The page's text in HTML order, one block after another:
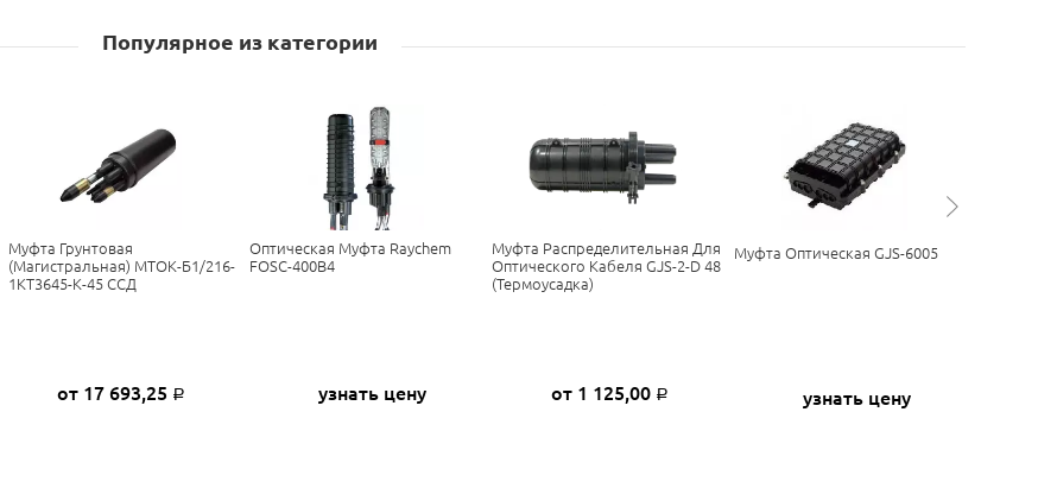
Популярное из категории
Муфта Грунтовая
(магистральная) МТОК-Б1/216-
1КТ3645-К-45 ССД
от 17 693,25 Р
Оптическая Муфта Raychem
FOSC-400B4
узнать цену
Муфта Распределительная Для
Оптического Кабеля GJS-2-D 48
(термоусадка)
от 1 125,00 Р
Муфта Оптическая GJS-6005
узнать цену